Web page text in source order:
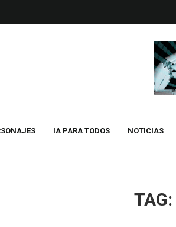
IA PARA TODOS NOTICIAS
TAG: